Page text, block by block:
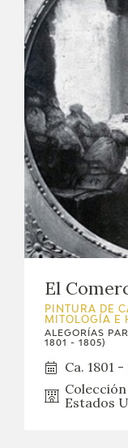
El
PINTURA DE
MITOLOGÍA E
ALEGORÍAS
1801 - 1805)
Ca. 1801 -
Estados